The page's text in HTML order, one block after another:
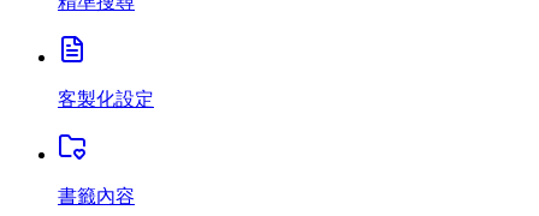
客製化設定
書籤內容